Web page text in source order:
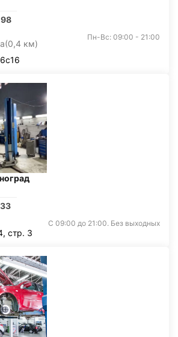
(0,4 км)
Пн-Вс: 09:00 - 21:00
С 09:00 до 21:00. Без выходных
стр. 3